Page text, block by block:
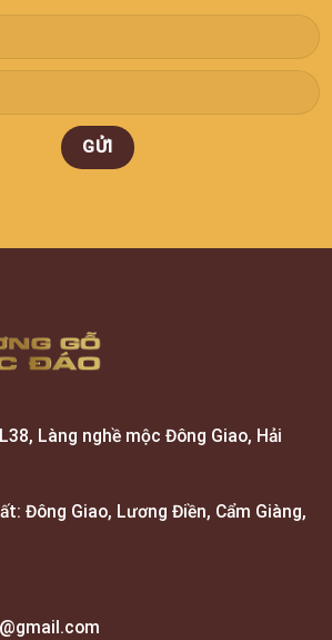
Làng nghề mộc Đông Giao, Hải
Đông Giao, Lương Điền, Cẩm Giàng,